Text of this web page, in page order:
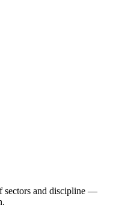
sectors and discipline —